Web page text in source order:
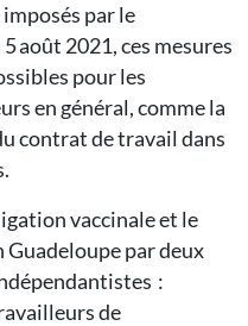
par le
août 2021, ces mesures
pour les
en général, comme la
contrat de travail dans
vaccinale et le
Guadeloupe par deux
:
de